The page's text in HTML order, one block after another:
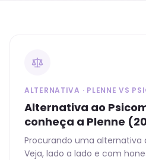
ALTERNATIVA · PLENNE VS
Alternativa ao
conheça a Plenne
Procurando uma alternativa
Veja, lado a lado e com